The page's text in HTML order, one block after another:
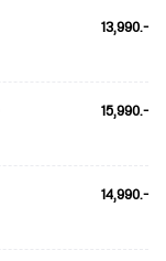
13,990.-
15,990.-
14,990.-